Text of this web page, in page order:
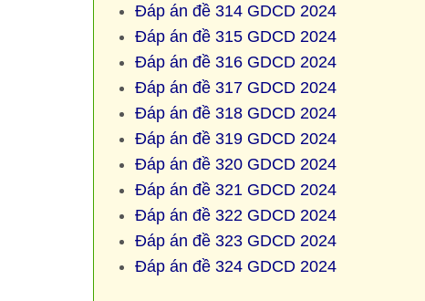
Đáp án đề 314 GDCD 2024
Đáp án đề 315 GDCD 2024
Đáp án đề 316 GDCD 2024
Đáp án đề 317 GDCD 2024
Đáp án đề 318 GDCD 2024
Đáp án đề 319 GDCD 2024
Đáp án đề 320 GDCD 2024
Đáp án đề 321 GDCD 2024
Đáp án đề 322 GDCD 2024
Đáp án đề 323 GDCD 2024
Đáp án đề 324 GDCD 2024